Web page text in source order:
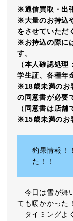
※通信買取・出
※大量のお持込
をさせていただ
※お持込の際に
す。
（本人確認処
学生証、各種年
※18歳未満のお
の同意書が必要
（同意書は店舗
※15歳未満のお
釣果情報！
た！！
今日は雪が舞
ても暖かかった！
タイミングよ